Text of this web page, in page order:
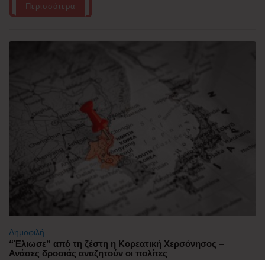
Περισσότερα
Δημοφιλή
“Έλιωσε” από τη ζέστη η Κορεατική Χερσόνησος –
Ανάσες δροσιάς αναζητούν οι πολίτες